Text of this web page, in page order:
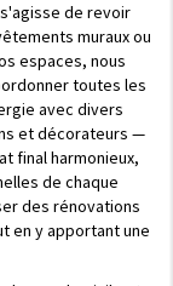
s'agisse de revoir
muraux ou
espaces, nous
toutes les
avec divers
et décorateurs —
final harmonieux,
de chaque
des rénovations
en y apportant une